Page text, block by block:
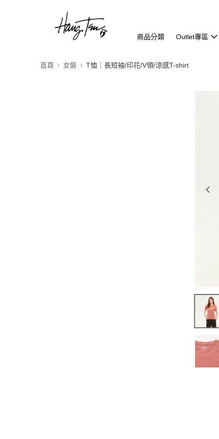
商品分類 Outlet專區
首頁 女裝 T恤｜長短袖/印花/V領/涼感T-shirt